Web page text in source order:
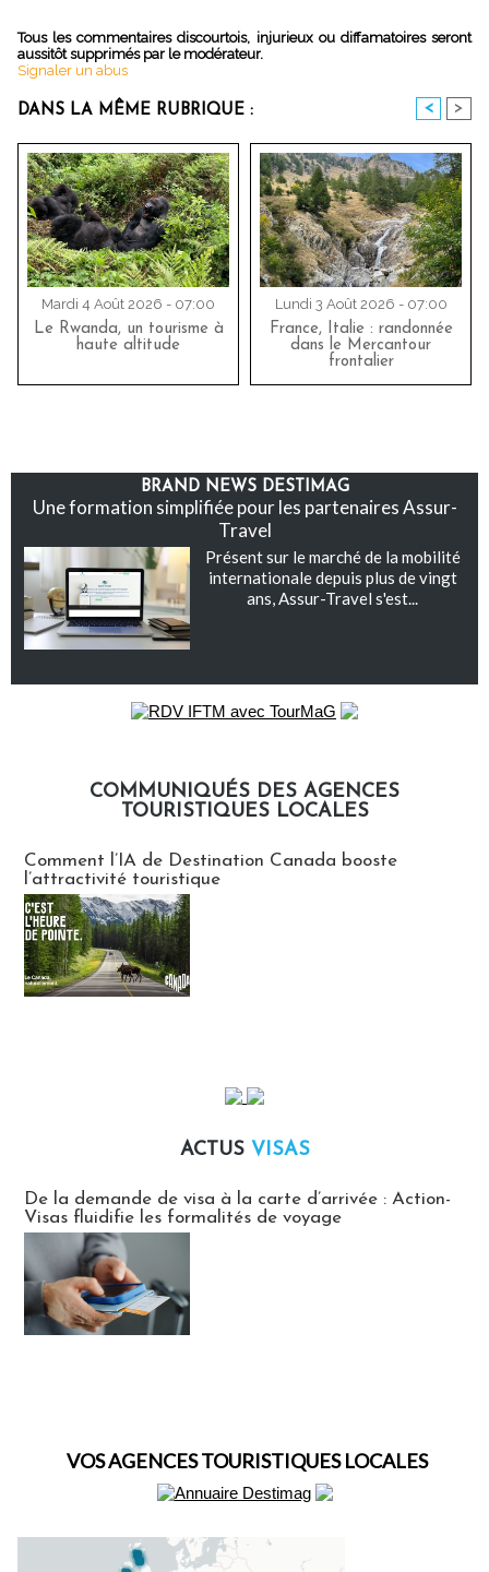
Tous les commentaires discourtois, injurieux ou diffamatoires seront
aussitôt supprimés par le modérateur.
Signaler un abus
DANS LA MÊME RUBRIQUE : < >
Mardi 4 Août 2026 - 07:00
Le Rwanda, un tourisme à
haute altitude
Lundi 3 Août 2026 - 07:00
France, Italie : randonnée
dans le Mercantour
frontalier
BRAND NEWS DESTIMAG
Une formation simplifiée pour les partenaires Assur-
Travel
Présent sur le marché de la mobilité
internationale depuis plus de vingt
ans, Assur-Travel s'est...
COMMUNIQUÉS DES AGENCES
TOURISTIQUES LOCALES
Comment l’IA de Destination Canada booste
l’attractivité touristique
ACTUS VISAS
De la demande de visa à la carte d’arrivée : Action-
Visas fluidifie les formalités de voyage
VOS AGENCES TOURISTIQUES LOCALES